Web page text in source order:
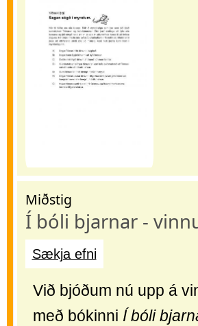
Miðstig
Í bóli bjarnar -
Sækja efni
Við bjóðum nú upp á
með bókinni Í bóli